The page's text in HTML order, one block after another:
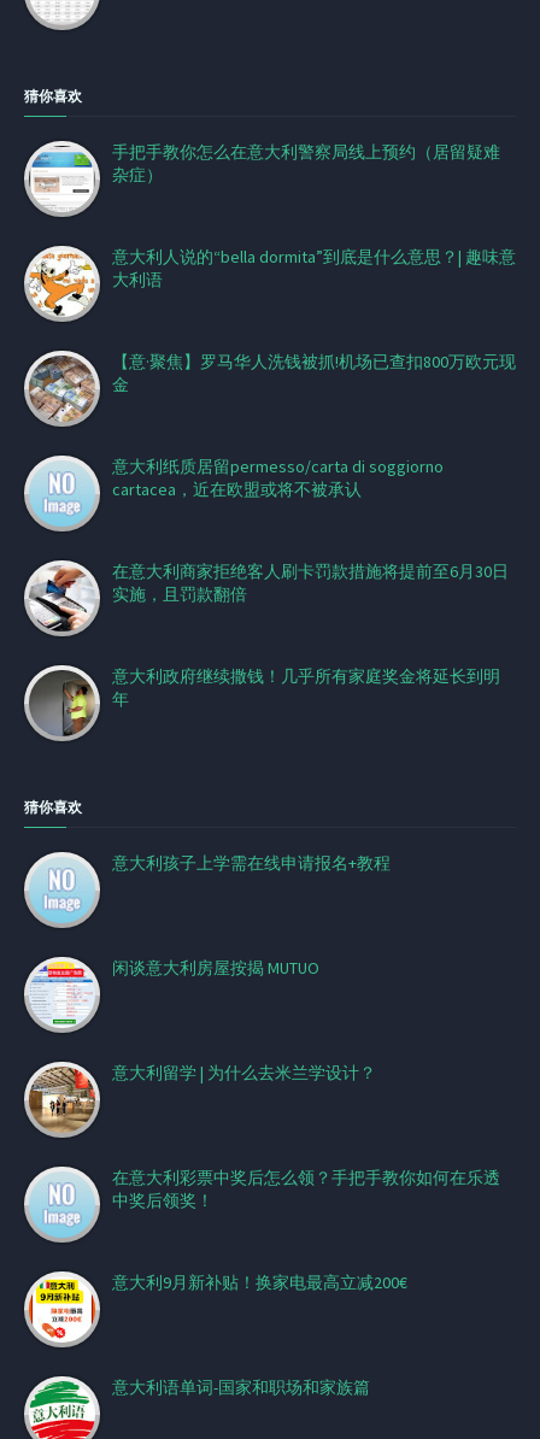
猜你喜欢
手把手教你怎么在意大利警察局线上预约（居留疑难
杂症）
意大利人说的“bella dormita”到底是什么意思？| 趣味意
大利语
【意·聚焦】罗马华人洗钱被抓!机场已查扣800万欧元现
金
意大利纸质居留permesso/carta di soggiorno
cartacea，近在欧盟或将不被承认
在意大利商家拒绝客人刷卡罚款措施将提前至6月30日
实施，且罚款翻倍
意大利政府继续撒钱！几乎所有家庭奖金将延长到明
年
猜你喜欢
意大利孩子上学需在线申请报名+教程
闲谈意大利房屋按揭 MUTUO
意大利留学 | 为什么去米兰学设计？
在意大利彩票中奖后怎么领？手把手教你如何在乐透
中奖后领奖！
意大利9月新补贴！换家电最高立减200€
意大利语单词-国家和职场和家族篇